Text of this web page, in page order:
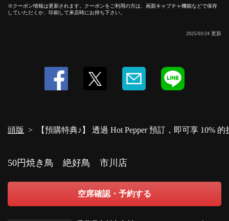
クーポン情報は更新されます。クーポンをご利用の方は、画面キャプチャ機能などで保存
していただくか、印刷して来店時にお持ち下さい。
2025/03/24 更新
頭版 【預購特典♪】 透過 Hot Pepper 預訂，即可享 10% 的
千葉県市川市市川１-２-５ オッセイビル２階
https://akr8213898010.owst.jp/coupons/162924586
閉じる
50円焼き鳥 絶好鳥 市川店
空席確認・予約する